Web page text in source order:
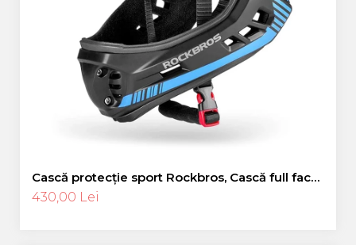
Cască protecție sport Rockbros, Cască full face,
albastru 55-58 cm
430,00 Lei